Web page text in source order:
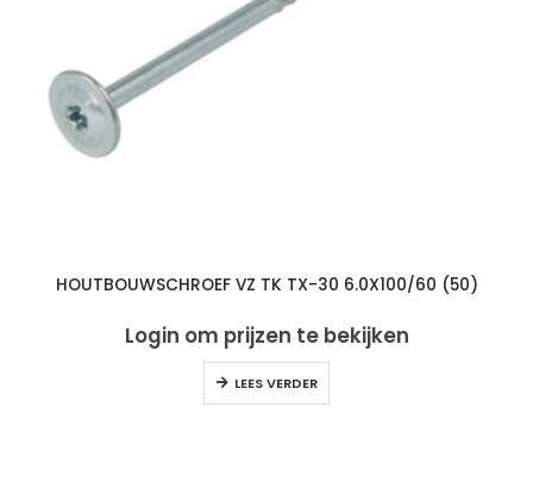
HOUTBOUWSCHROEF VZ TK TX-30 6.0X100/60 (50)
Login om prijzen te bekijken
LEES VERDER